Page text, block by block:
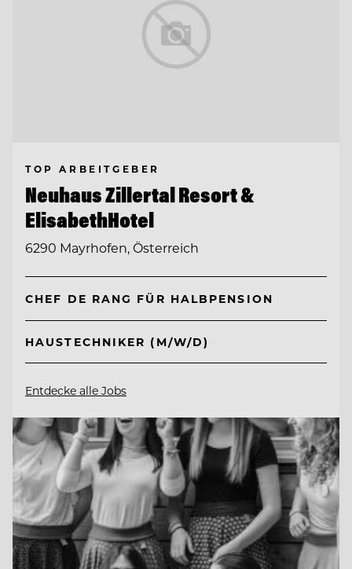
TOP ARBEITGEBER
Neuhaus Zillertal Resort &
ElisabethHotel
6290 Mayrhofen, Österreich
CHEF DE RANG FÜR HALBPENSION
HAUSTECHNIKER (M/W/D)
Entdecke alle Jobs